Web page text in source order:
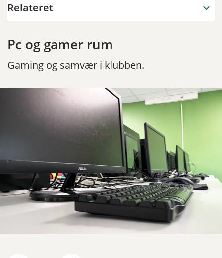
Relateret
Pc og gamer rum
Gaming og samvær i klubben.